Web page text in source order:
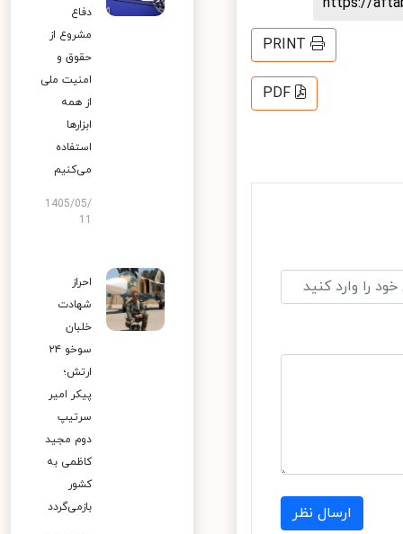
PRINT
PDF
ارسال نظر
دفاع
مشروع از
حقوق و
امنیت ملی
از همه
ابزارها
استفاده
می‌کنیم
1405/05/
احراز
شهادت
خلبان
سوخو ۲۴
ارتش؛
پیکر امیر
سرتیپ
دوم مجید
کاظمی به
کشور
بازمی‌گردد